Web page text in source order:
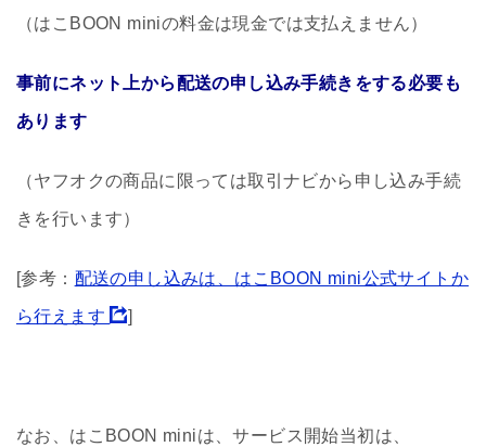
（はこBOON miniの料金は現金では支払えません）
事前にネット上から配送の申し込み手続きをする必要も
あります
（ヤフオクの商品に限っては取引ナビから申し込み手続
きを行います）
[参考： 配送の申し込みは、はこBOON mini公式サイトか
ら行えます ]
なお、はこBOON miniは、サービス開始当初は、